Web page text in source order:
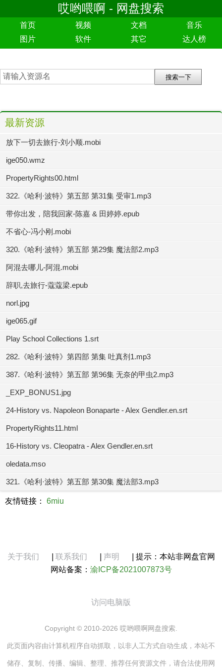
哎哟喂啊 - 网盘搜索
首页 视频 文档
音乐
图片
软件 其它 达人榜
最新资源
放下一切去旅行-刘小顺.mobi
ige050.wmz
PropertyRights00.html
322.《哈利·波特》第五部 第31集 受审1.mp3
带你出发，陪我回家-陈嘉 & 田婷婷.epub
不省心-冯小刚.mobi
320.《哈利·波特》第五部 第29集 魔法部2.mp3
阿混去哪儿-阿混.mobi
辞职,去旅行-蔻蔻梁.epub
norl.jpg
ige065.gif
Play School Collections 1.srt
282.《哈利·波特》第四部 第集 吐真剂1.mp3
387.《哈利·波特》第五部 第96集 无奈的甲虫2.mp3
_EXP_BONUS1.jpg
24-History vs. Napoleon Bonaparte - Alex Gendler.en.srt
PropertyRights11.html
16-History vs. Cleopatra - Alex Gendler.en.srt
oledata.mso
321.《哈利·波特》第五部 第30集 魔法部3.mp3
友情链接： 6miu
关于我们 联系我们 声明
提示：本站非网盘官网
网站备案： 渝ICP备2021007873号
访问电脑版
Copyright © 2010-2026 哎哟喂啊网盘搜索.
此页面内容由计算机程序自动抓取，以非人工方式自动生成，本站不
储存、复制、传播、编辑、整理、推荐任何资源文件，请合法使用网